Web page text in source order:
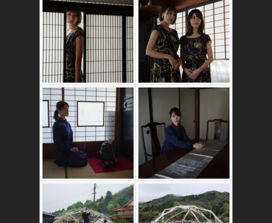
かたゑ庵築100年
の古民家